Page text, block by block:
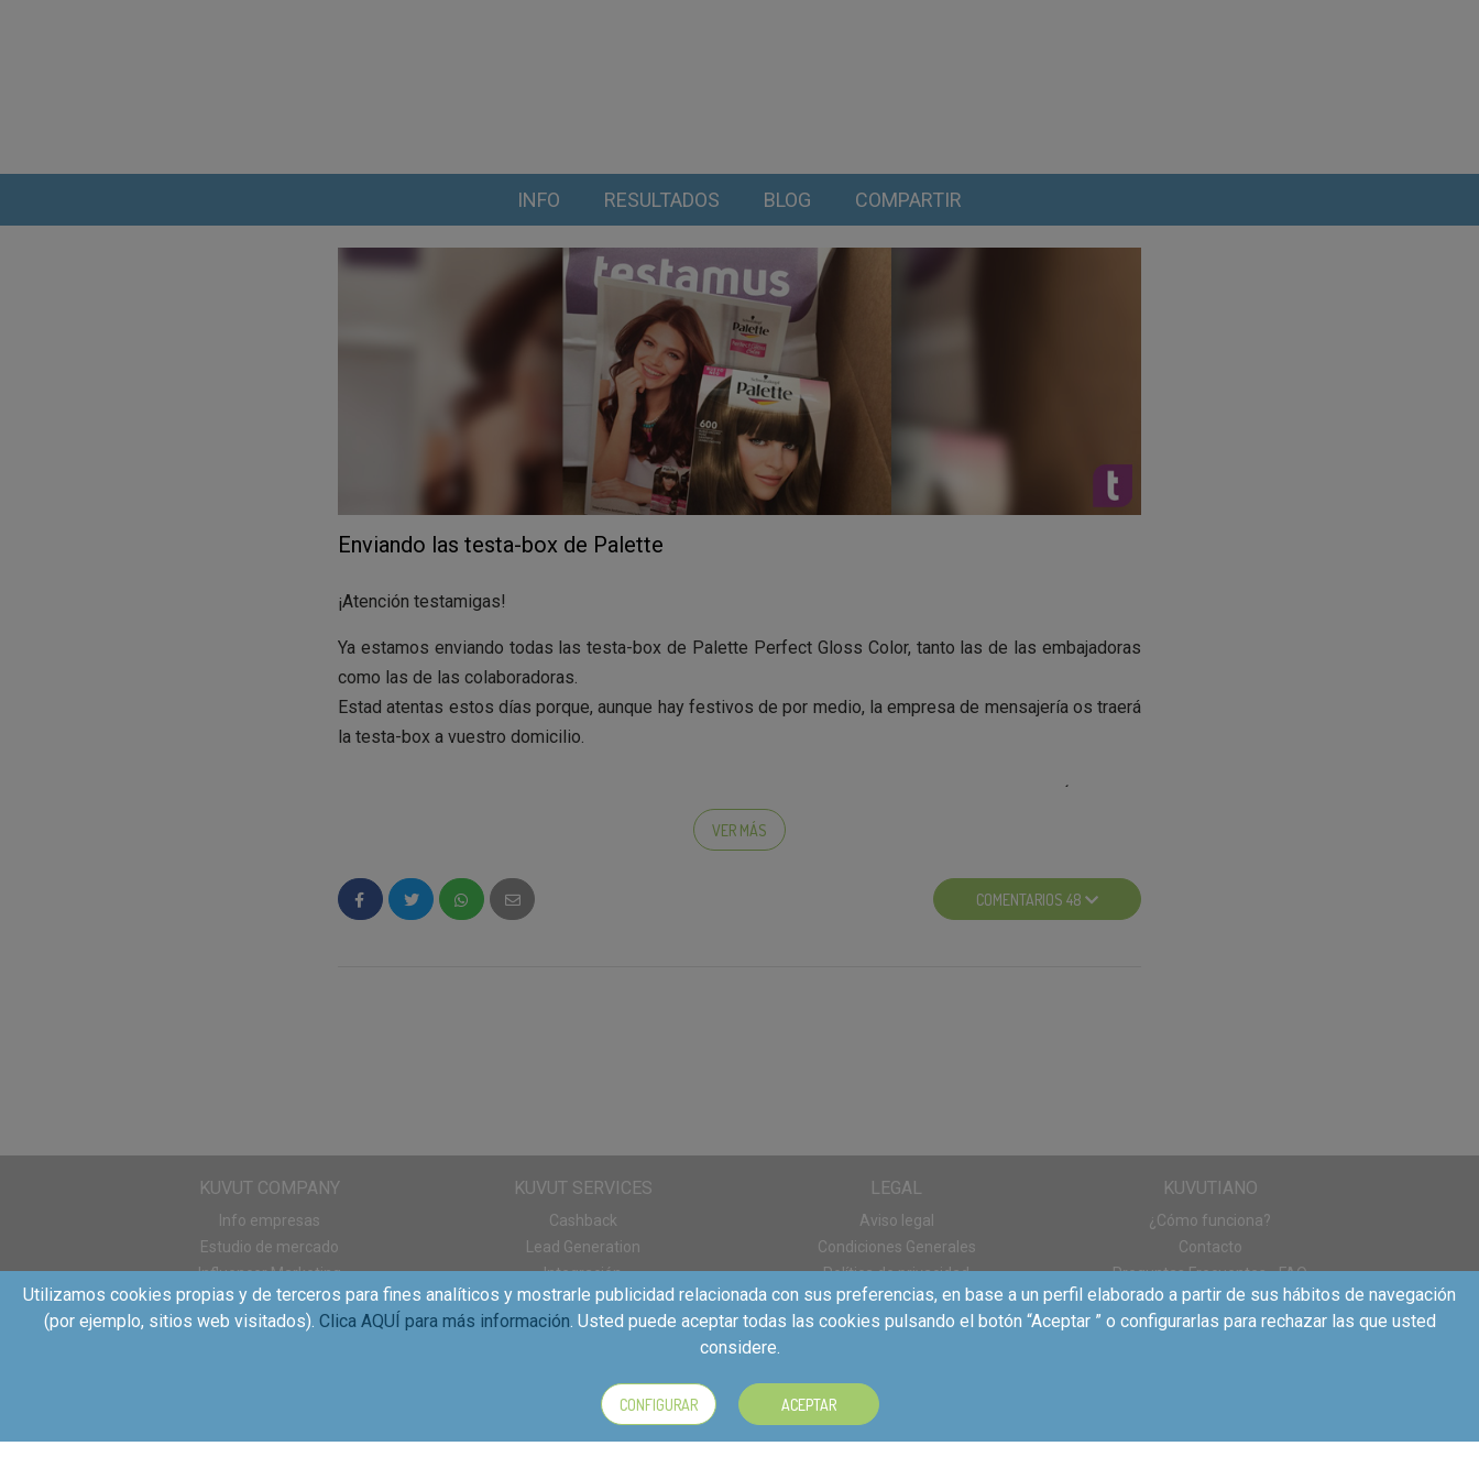
INFO RESULTADOS BLOG COMPARTIR
Enviando las testa-box de Palette
¡Atención testamigas!
Ya estamos enviando todas las testa-box de Palette Perfect Gloss Color, tanto las de las embajadoras
como las de las colaboradoras.
Estad atentas estos días porque, aunque hay festivos de por medio, la empresa de mensajería os traerá
la testa-box a vuestro domicilio.
hagáis llegar todas vuestras opiniones, fotos, vídeos... ¡Estaremos encantados de ver los resultados!
VER MÁS
COMENTARIOS 48
KUVUT COMPANY
Info empresas
Estudio de mercado
Influencer Marketing
Sampling
WOM
KUVUT SERVICES
Cashback
Lead Generation
Integración
Panel de consumo
Descargas App
LEGAL
Aviso legal
Condiciones Generales
Política de privacidad
Política de cookies
KUVUTIANO
¿Cómo funciona?
Contacto
Preguntas Frecuentes - FAQ
Utilizamos cookies propias y de terceros para fines analíticos y mostrarle publicidad relacionada con sus preferencias, en base a un perfil elaborado a partir de sus hábitos de navegación
(por ejemplo, sitios web visitados). Clica AQUÍ para más información. Usted puede aceptar todas las cookies pulsando el botón “Aceptar ” o configurarlas para rechazar las que usted
considere.
CONFIGURAR ACEPTAR